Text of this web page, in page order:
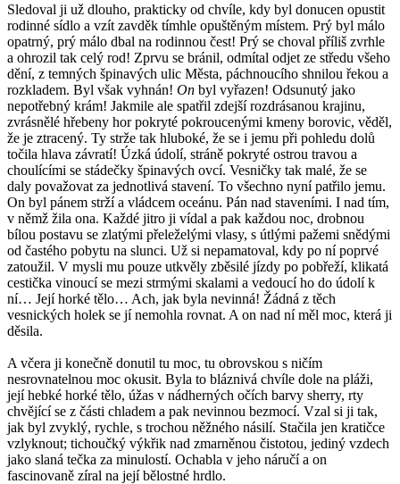
Sledoval ji už dlouho, prakticky od chvíle, kdy byl donucen opustit
rodinné sídlo a vzít zavděk tímhle opuštěným místem. Prý byl málo
opatrný, prý málo dbal na rodinnou čest! Prý se choval příliš zvrhle
a ohrozil tak celý rod! Zprvu se bránil, odmítal odjet ze středu všeho
dění, z temných špinavých ulic Města, páchnoucího shnilou řekou a
rozkladem. Byl však vyhnán! On byl vyřazen! Odsunutý jako
nepotřebný krám! Jakmile ale spatřil zdejší rozdrásanou krajinu,
zvrásnělé hřebeny hor pokryté pokroucenými kmeny borovic, věděl,
že je ztracený. Ty strže tak hluboké, že se i jemu při pohledu dolů
točila hlava závratí! Úzká údolí, stráně pokryté ostrou travou a
choulícími se stádečky špinavých ovcí. Vesničky tak malé, že se
daly považovat za jednotlivá stavení. To všechno nyní patřilo jemu.
On byl pánem strží a vládcem oceánu. Pán nad staveními. I nad tím,
v němž žila ona. Každé jitro ji vídal a pak každou noc, drobnou
bílou postavu se zlatými přeleželými vlasy, s útlými pažemi snědými
od častého pobytu na slunci. Už si nepamatoval, kdy po ní poprvé
zatoužil. V mysli mu pouze utkvěly zběsilé jízdy po pobřeží, klikatá
cestička vinoucí se mezi strmými skalami a vedoucí ho do údolí k
ní… Její horké tělo… Ach, jak byla nevinná! Žádná z těch
vesnických holek se jí nemohla rovnat. A on nad ní měl moc, která ji
děsila.
A včera ji konečně donutil tu moc, tu obrovskou s ničím
nesrovnatelnou moc okusit. Byla to bláznivá chvíle dole na pláži,
její hebké horké tělo, úžas v nádherných očích barvy sherry, rty
chvějící se z části chladem a pak nevinnou bezmocí. Vzal si ji tak,
jak byl zvyklý, rychle, s trochou něžného násilí. Stačila jen kratičce
vzlyknout; tichoučký výkřik nad zmarněnou čistotou, jediný vzdech
jako slaná tečka za minulostí. Ochabla v jeho náručí a on
fascinovaně zíral na její bělostné hrdlo.